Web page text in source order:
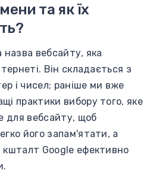
та як їх
назва вебсайту, яка
Він складається з
і чисел; раніше ми вже
практики вибору того, яке
для вебсайту, щоб
його запам'ятати, а
кшталт Google ефективно